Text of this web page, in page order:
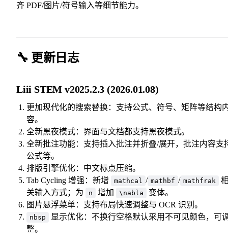
齐 PDF/图片/符号输入等细节能力。
🔧 更新日志
Liii STEM v2025.2.3 (2026.01.08)
更加现代化的搜索替换：支持公式、符号、矩阵等结构
容。
全新黑夜模式：界面与文档都支持黑夜模式。
全新批注功能：支持插入批注并折叠/展开，批注内容支
公式等。
排版引擎优化：中文标点压缩。
Tab Cycling 增强：新增
mathcal / mathbf / mathfrak
关输入方式；为
n 增加 \nabla
变体。
图片悬浮菜单：支持布局快速调整与 OCR 识别。
nbsp
显示优化：不换行空格默认采用不可见颜色，可
整。